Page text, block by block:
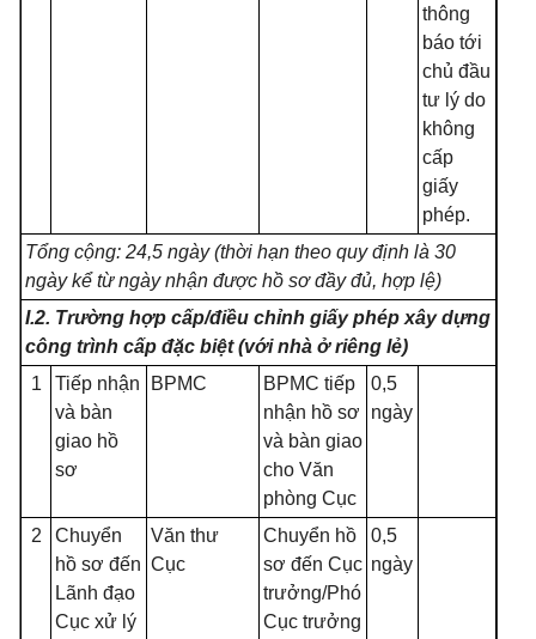
thông
báo tới
chủ đầu
tư lý do
không
cấp
giấy
phép.
Tổng cộng: 24,5 ngày (thời hạn theo quy định là 30
ngày kểtừ ngày nhận được hồ sơ đầy đủ, hợp lệ)
I.2. Trường hợp cấp/điều chỉnh giấy phép xây dựng
công trình cấp đặc biệt (với nhà ở riêng lẻ)
1
Tiếp nhận
và bàn
giao hồ
sơ
BPMC
BPMC tiếp
nhận hồ sơ
và bàn giao
cho Văn
phòng Cục
0,5
ngày
2
Chuyển
hồ sơ đến
Lãnh đạo
Cục xử lý
Văn thư
Cục
Chuyển hồ
sơ đến Cục
trưởng/Phó
Cục trưởng
0,5
ngày